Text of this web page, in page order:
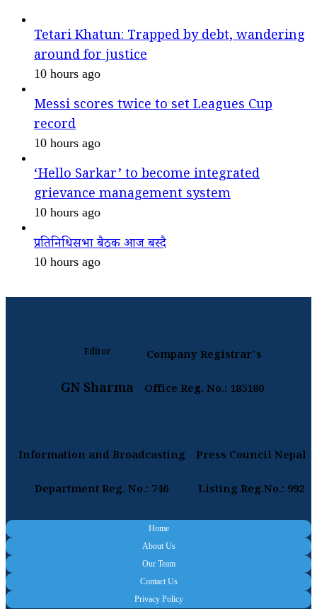
Tetari Khatun: Trapped by debt, wandering
around for justice
10 hours ago
Messi scores twice to set Leagues Cup
record
10 hours ago
‘Hello Sarkar’ to become integrated
grievance management system
10 hours ago
प्रतिनिधिसभा बैठक आज बस्दै
10 hours ago
Editor
GN Sharma
Company Registrar's
Office Reg. No.: 185180
Information and Broadcasting
Department Reg. No.: 746
Press Council Nepal
Listing Reg.No.: 992
Home
About Us
Our Team
Contact Us
Privacy Policy